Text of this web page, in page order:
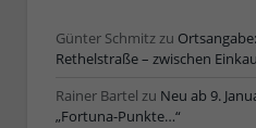
Günter Schmitzzu
Rethelstraße – zwischen
Rainer Bartel zu Neu ab 9.
„Fortuna-Punkte…“